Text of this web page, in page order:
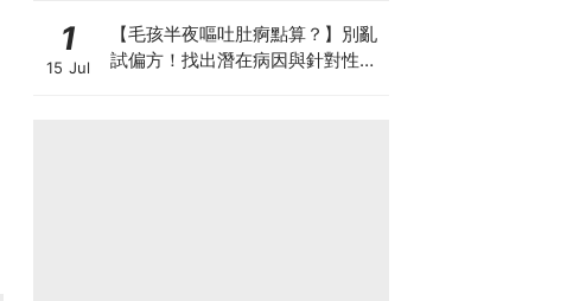
1
15 Jul
【毛孩半夜嘔吐肚痾點算？】別亂
試偏方！找出潛在病因與針對性營